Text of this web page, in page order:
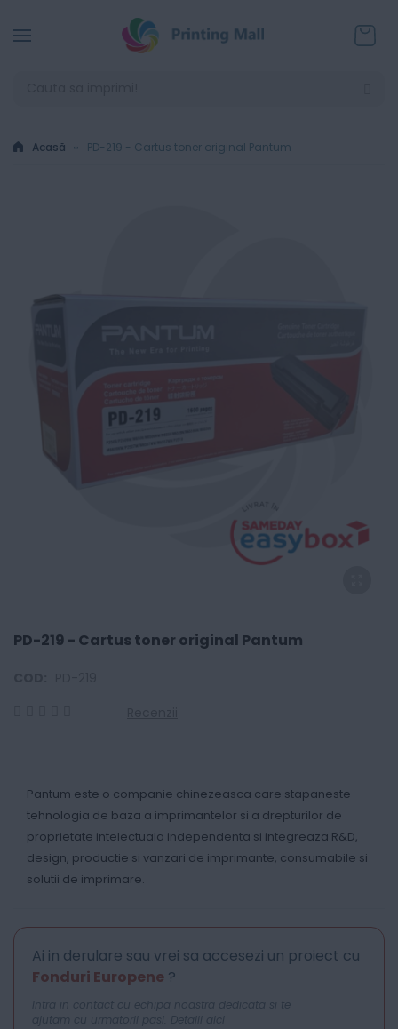
Acasă PD-219 - Cartus toner original Pantum
PD-219 - Cartus toner original Pantum
Pantum este o companie chinezeasca care stapaneste
tehnologia de baza a imprimantelor si a drepturilor de
proprietate intelectuala independenta si integreaza R&D,
design, productie si vanzari de imprimante, consumabile si
solutii de imprimare.
Ai in derulare sau vrei sa accesezi un proiect cu
Fonduri Europene ?
Intra in contact cu echipa noastra dedicata si te
ajutam cu urmatorii pasi. Detalii aici